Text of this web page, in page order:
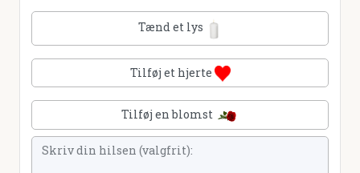
Tænd et lys
Tilføj et hjerte
Tilføj en blomst